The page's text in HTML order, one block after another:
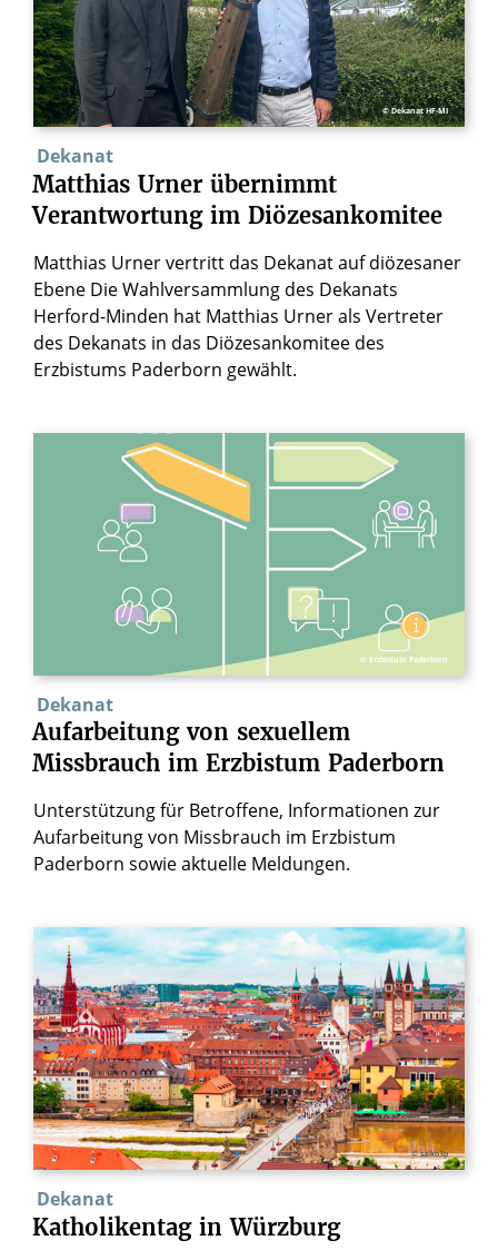
© Dekanat HF-MI
Dekanat
Matthias Urner übernimmt
Verantwortung im Diözesankomitee
Matthias Urner vertritt das Dekanat auf diözesaner
Ebene Die Wahlversammlung des Dekanats
Herford-Minden hat Matthias Urner als Vertreter
des Dekanats in das Diözesankomitee des
Erzbistums Paderborn gewählt.
© Erzbistum Paderborn
Dekanat
Aufarbeitung von sexuellem
Missbrauch im Erzbistum Paderborn
Unterstützung für Betroffene, Informationen zur
Aufarbeitung von Missbrauch im Erzbistum
Paderborn sowie aktuelle Meldungen.
© saiko3p
Dekanat
Katholikentag in Würzburg